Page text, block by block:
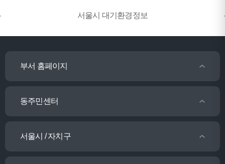
서울시 대기환경정보
부서 홈페이지
동주민센터
서울시 / 자치구